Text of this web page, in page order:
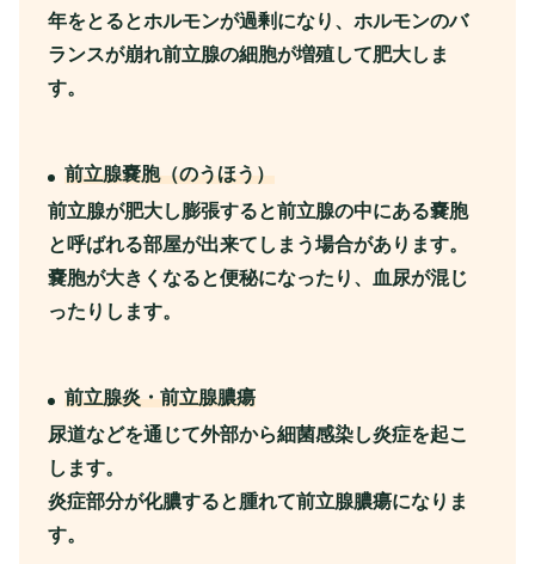
年をとるとホルモンが過剰になり、ホルモンのバ
ランスが崩れ前立腺の細胞が増殖して肥大しま
す。
前立腺嚢胞（のうほう）
前立腺が肥大し膨張すると前立腺の中にある嚢胞
と呼ばれる部屋が出来てしまう場合があります。
嚢胞が大きくなると便秘になったり、血尿が混じ
ったりします。
前立腺炎・前立腺膿瘍
尿道などを通じて外部から細菌感染し炎症を起こ
します。
炎症部分が化膿すると腫れて前立腺膿瘍になりま
す。